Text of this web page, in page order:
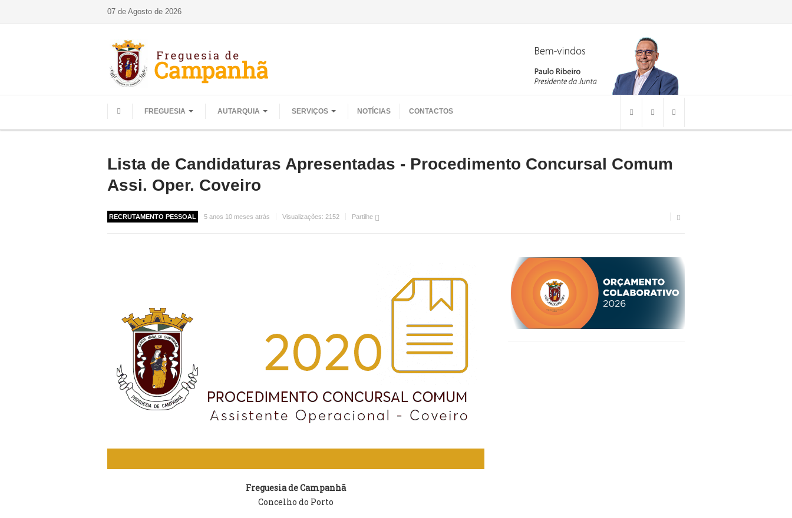
07 de Agosto de 2026
FREGUESIA AUTARQUIA SERVIÇOS NOTÍCIAS CONTACTOS
Lista de Candidaturas Apresentadas - Procedimento Concursal Comum
Assi. Oper. Coveiro
RECRUTAMENTO PESSOAL 5 anos 10 meses atrás Visualizações: 2152 Partilhe
Freguesia de Campanhã
Concelho do Porto